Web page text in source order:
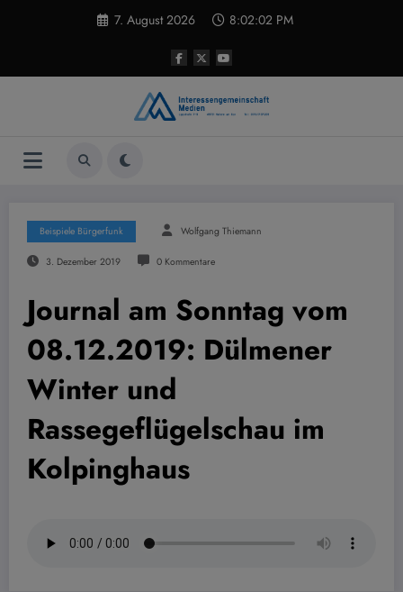
7. August 2026 8:02:03 PM
Beispiele Bürgerfunk Wolfgang Thiemann
3. Dezember 2019 0 Kommentare
Journal am Sonntag vom
08.12.2019: Dülmener
Winter und
Rassegeflügelschau im
Kolpinghaus